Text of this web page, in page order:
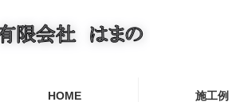
HOME 施工例